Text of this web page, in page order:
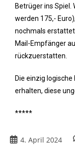
Betrüger ins
werden 175,-
nochmals
Mail-Empfänger
rückzuerstatten.
Die einzig
erhalten, diese
*****
4. April 2024